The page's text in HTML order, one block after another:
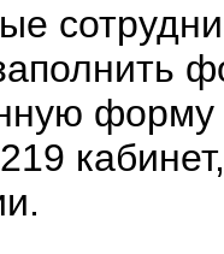
форму